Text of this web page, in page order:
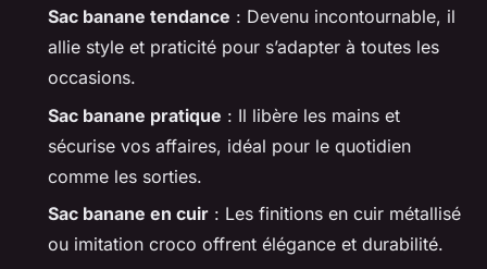
pratique
Sac banane tendance : Devenu incontournable, il
allie style et praticité pour s’adapter à toutes les
occasions.
Sac banane pratique : Il libère les mains et
sécurise vos affaires, idéal pour le quotidien
comme les sorties.
Sac banane en cuir : Les finitions en cuir métallisé
ou imitation croco offrent élégance et durabilité.